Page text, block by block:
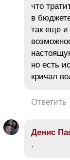
что
в
так еще и
но есть
кричал
Ответить
Денис
.